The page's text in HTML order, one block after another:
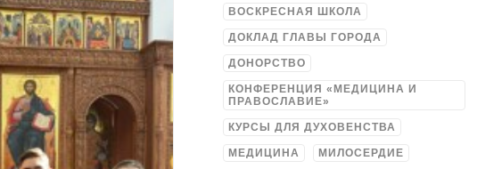
ВОСКРЕСНАЯ ШКОЛА
ДОКЛАД ГЛАВЫ ГОРОДА
ДОНОРСТВО
КОНФЕРЕНЦИЯ «МЕДИЦИНА И
ПРАВОСЛАВИЕ»
КУРСЫ ДЛЯ ДУХОВЕНСТВА
МЕДИЦИНА МИЛОСЕРДИЕ